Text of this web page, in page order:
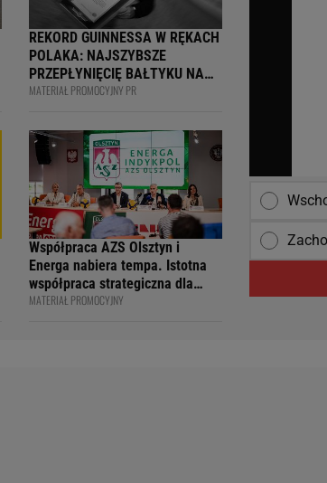
REKORD GUINNESSA W RĘKACH
POLAKA: NAJSZYBSZE
PRZEPŁYNIĘCIĘ BAŁTYKU NA
DESCE WINDSURFINGOWEJ -
KSIĘGI
MATERIAŁ PROMOCYJNY PR
Współpraca AZS Olsztyn i
Energa nabiera tempa. Istotna
współpraca strategiczna dla
siatkarskiego klubu i marki
MATERIAŁ PROMOCYJNY